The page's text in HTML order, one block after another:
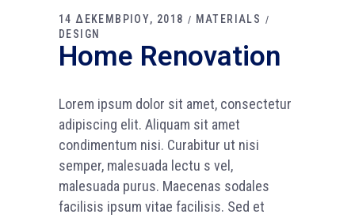
14 ΔΕΚΕΜΒΡΙΟΥ, 2018
MATERIALS
DESIGN
Home Renovation
Lorem ipsum dolor sit amet, consectetur
adipiscing elit. Aliquam sit amet
condimentum nisi. Curabitur ut nisi
semper, malesuada lectu s vel,
malesuada purus. Maecenas sodales
facilisis ipsum vitae facilisis. Sed et